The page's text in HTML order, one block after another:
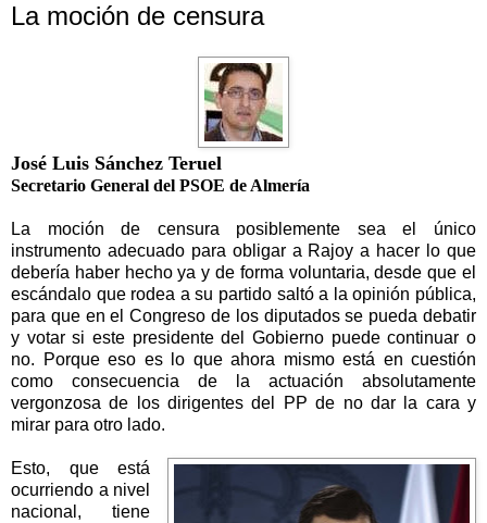
La moción de censura
José Luis Sánchez Teruel
Secretario General del PSOE de Almería
La moción de censura posiblemente sea el único
instrumento adecuado para obligar a Rajoy a hacer lo que
debería haber hecho ya y de forma voluntaria, desde que el
escándalo que rodea a su partido saltó a la opinión pública,
para que en el Congreso de los diputados se pueda debatir
y votar si este presidente del Gobierno puede continuar o
no. Porque eso es lo que ahora mismo está en cuestión
como consecuencia de la actuación absolutamente
vergonzosa de los dirigentes del PP de no dar la cara y
mirar para otro lado.
Esto, que está
ocurriendo a nivel
nacional, tiene